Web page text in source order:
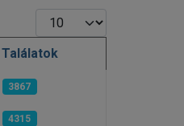
Tételek #
Találatok
3867
4315